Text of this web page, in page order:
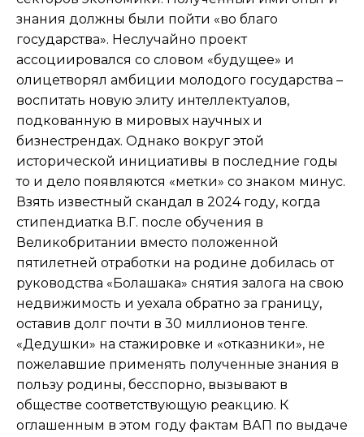
знания должны были пойти «во благо
государства». Неслучайно проект
ассоциировался со словом «будущее» и
олицетворял амбиции молодого государства –
воспитать новую элиту интеллектуалов,
подкованную в мировых научных и
бизнестрендах. Однако вокруг этой
исторической инициативы в последние годы
то и дело появляются «метки» со знаком минус.
Взять известный скандал в 2024 году, когда
стипендиатка В.Г. после обучения в
Великобритании вместо положенной
пятилетней отработки на родине добилась от
руководства «Болашака» снятия залога на свою
недвижимость и уехала обратно за границу,
оставив долг почти в 30 миллионов тенге.
«Дедушки» на стажировке и «отказники», не
пожелавшие применять полученные знания в
пользу родины, бесспорно, вызывают в
обществе соответствующую реакцию. К
оглашенным в этом году фактам ВАП по выдаче